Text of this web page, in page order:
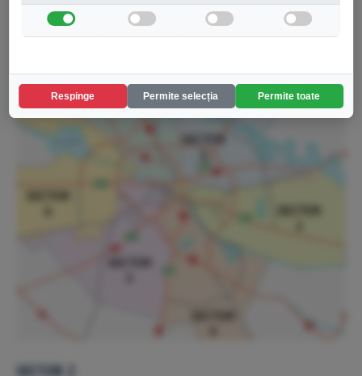
5
SECTOR 2
Respinge Permite selecția Permite toate